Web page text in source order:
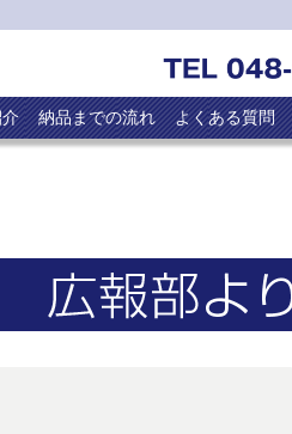
納品までの流れ よくある質問